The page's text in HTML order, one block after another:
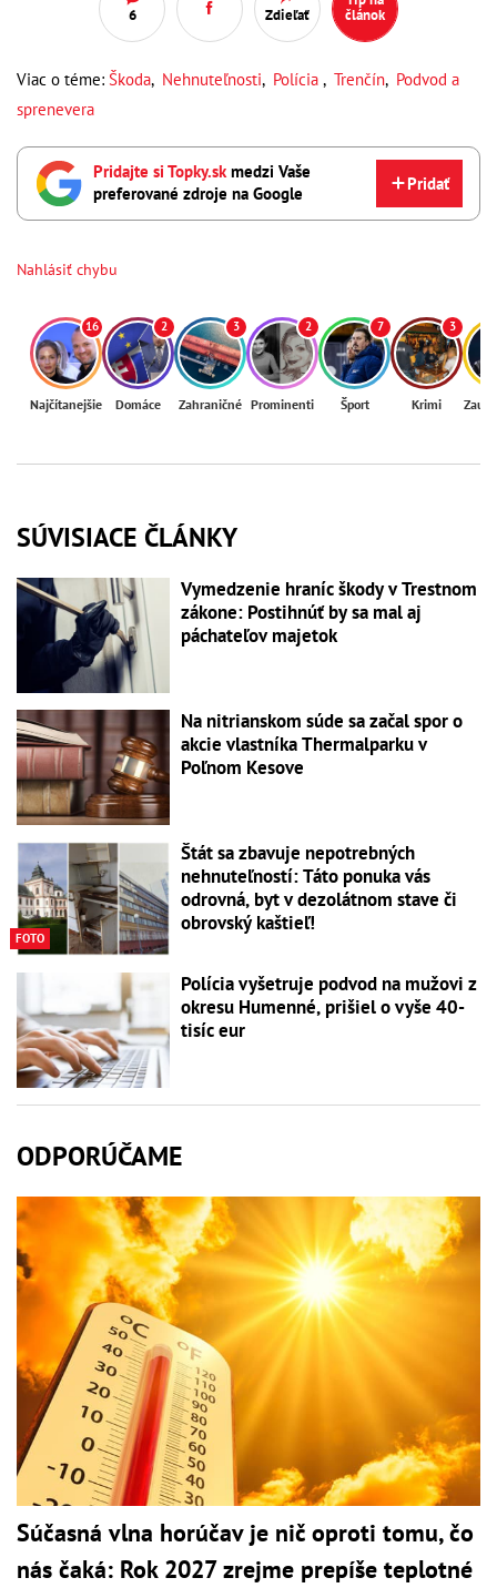
6 Zdieľať
článok
Viac o téme: Škoda, Nehnuteľnosti, Polícia , Trenčín, Podvod a
sprenevera
Pridajte si Topky.skmedzi Vaše
preferované zdroje na Google
Pridať
Nahlásiť chybu
16
Najčítanejšie
2
Domáce
3
Zahraničné
2
Prominenti
7
Šport
3
Krimi
SÚVISIACE ČLÁNKY
Vymedzenie hraníc škody v Trestnom
zákone: Postihnúť by sa mal aj
páchateľov majetok
Na nitrianskom súde sa začal spor o
akcie vlastníka Thermalparku v
Poľnom Kesove
FOTO
Štát sa zbavuje nepotrebných
nehnuteľností: Táto ponuka vás
odrovná, byt v dezolátnom stave či
obrovský kaštieľ!
Polícia vyšetruje podvod na mužovi z
okresu Humenné, prišiel o vyše 40-
tisíc eur
ODPORÚČAME
Súčasná vlna horúčav je nič oproti tomu, čo
nás čaká: Rok 2027 zrejme prepíše teplotné